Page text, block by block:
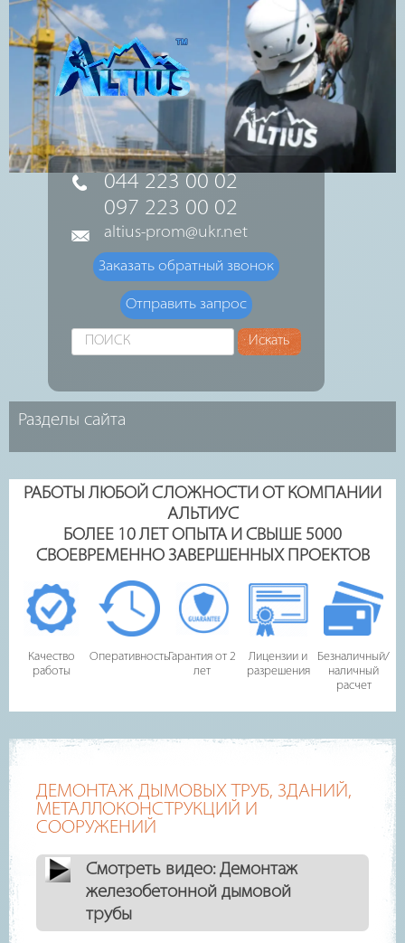
044 223 00 02
097 223 00 02
altius-prom@ukr.net
Заказать обратный звонок
Отправить запрос
Искать... Искать
РАБОТЫ ЛЮБОЙ СЛОЖНОСТИ ОТ КОМПАНИИ
АЛЬТИУС
БОЛЕЕ 10 ЛЕТ ОПЫТА И СВЫШЕ 5000
СВОЕВРЕМЕННО ЗАВЕРШЕННЫХ ПРОЕКТОВ
Качество
работы
ОперативностьГарантия от 2
лет
Лицензии и
разрешения
Безналичный/
наличный
расчет
ДЕМОНТАЖ ДЫМОВЫХ ТРУБ, ЗДАНИЙ,
МЕТАЛЛОКОНСТРУКЦИЙ И
СООРУЖЕНИЙ
Смотреть видео: Демонтаж
железобетонной дымовой
трубы